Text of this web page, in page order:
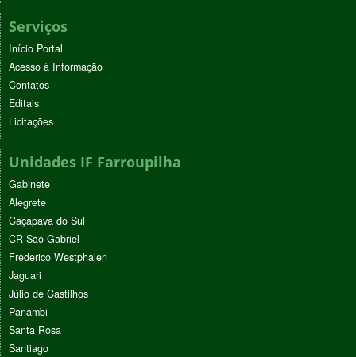
Serviços
Início Portal
Acesso à Informação
Contatos
Editais
Licitações
Unidades IF Farroupilha
Gabinete
Alegrete
Caçapava do Sul
CR São Gabriel
Frederico Westphalen
Jaguari
Júlio de Castilhos
Panambi
Santa Rosa
Santiago